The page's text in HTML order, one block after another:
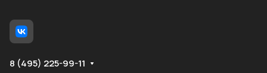
8 (495) 225-99-11